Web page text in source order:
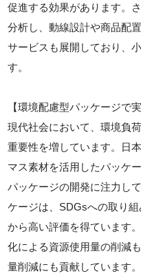
促進する効果があります。
分析し、動線設計や商品配
サービスも展開しており、
す。
【環境配慮型パッケージで
現代社会において、環境負
重要性を増しています。日
マス素材を活用したパッケ
パッケージの開発に注力し
ケージは、SDGsへの取り
から高い評価を得ています
化による資源使用量の削減
量削減にも貢献しています